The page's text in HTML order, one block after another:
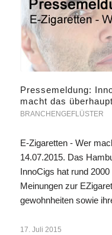
Pressemeldung:
macht das
BRANCHENGEFLÜSTER
E-Zigaretten - Wer
14.07.2015. Das
InnoCigs hat rund
Meinungen zur
gewohnheiten sowie
17. Juli 2015